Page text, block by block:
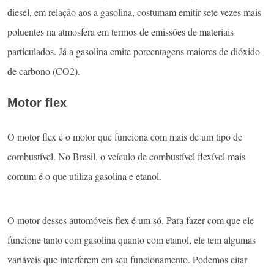
diesel, em relação aos a gasolina, costumam emitir sete vezes mais
poluentes na atmosfera em termos de emissões de materiais
particulados. Já a gasolina emite porcentagens maiores de dióxido
de carbono (CO2).
Motor flex
O motor flex é o motor que funciona com mais de um tipo de
combustível. No Brasil, o veículo de combustível flexível mais
comum é o que utiliza gasolina e etanol.
O motor desses automóveis flex é um só. Para fazer com que ele
funcione tanto com gasolina quanto com etanol, ele tem algumas
variáveis que interferem em seu funcionamento. Podemos citar